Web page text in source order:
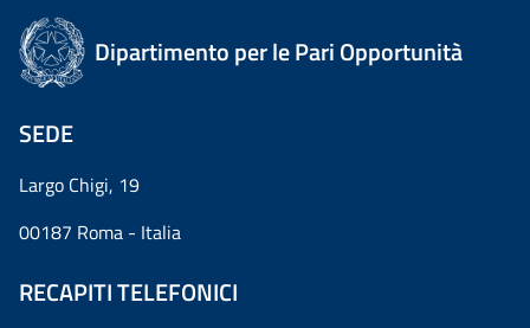
Dipartimento per le Pari Opportunità
SEDE
Largo Chigi, 19
00187 Roma - Italia
RECAPITI TELEFONICI